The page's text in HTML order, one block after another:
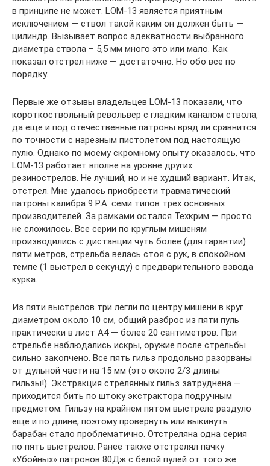
в принципе не может. LOM-13 является приятным
исключением — ствол такой каким он должен быть —
цилиндр. Вызывает вопрос адекватности выбранного
диаметра ствола – 5,5 мм много это или мало. Как
показал отстрел ниже — достаточно. Но обо все по
порядку.
Первые же отзывы владельцев LOM-13 показали, что
короткоствольный револьвер с гладким каналом ствола,
да еще и под отечественные патроны вряд ли сравнится
по точности с нарезным пистолетом под настоящую
пулю. Однако по моему скромному опыту оказалось, что
LOM-13 работает вполне на уровне других
резинострелов. Не лучший, но и не худший вариант. Итак,
отстрел. Мне удалось приобрести травматический
патроны калибра 9 P.A. семи типов трех основных
производителей. За рамками остался Техкрим — просто
не сложилось. Все серии по круглым мишеням
производились с дистанции чуть более (для гарантии)
пяти метров, стрельба велась стоя с рук, в спокойном
темпе (1 выстрел в секунду) с предварительного взвода
курка.
Из пяти выстрелов три легли по центру мишени в круг
диаметром около 10 см, общий разброс из пяти пуль
практически в лист А4 — более 20 сантиметров. При
стрельбе наблюдались искры, оружие после стрельбы
сильно закопчено. Все пять гильз продольно разорваны
от дульной части на 15 мм (это около 2/3 длины
гильзы!). Экстракция стрелянных гильз затруднена —
приходится бить по штоку экстрактора подручным
предметом. Гильзу на крайнем пятом выстреле раздуло
еще и по длине, поэтому провернуть или выкинуть
барабан стало проблематично. Отстреляна одна серия
по пять выстрелов. Ранее также отстрелял пачку
«Убойных» патронов 80Дж с белой пулей от того же